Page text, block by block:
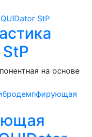
на основе